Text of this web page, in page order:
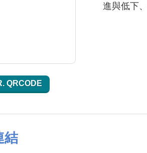
QRCODE
進與低下
結